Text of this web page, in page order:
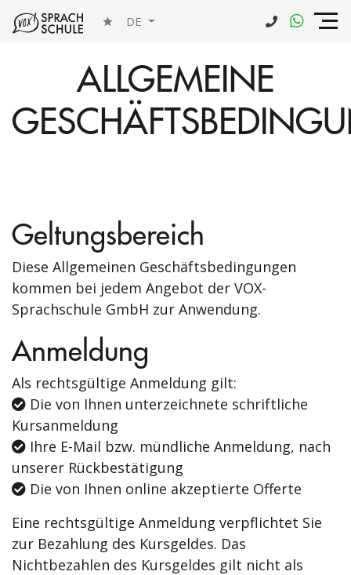
DE
ALLGEMEINE
Geltungsbereich
Diese Allgemeinen Geschäftsbedingungen
kommen bei jedem Angebot der VOX-
Sprachschule GmbH zur Anwendung.
Anmeldung
Als rechtsgültige Anmeldung gilt:
Die von Ihnen unterzeichnete schriftliche
Kursanmeldung
Ihre E-Mail bzw. mündliche Anmeldung, nach
unserer Rückbestätigung
Die von Ihnen online akzeptierte Offerte
Eine rechtsgültige Anmeldung verpflichtet Sie
zur Bezahlung des Kursgeldes. Das
Nichtbezahlen des Kursgeldes gilt nicht als